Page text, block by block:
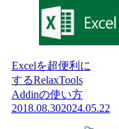
Excelを超便利に
するRelaxTools
Addinの使い方
2018.08.302024.05.22